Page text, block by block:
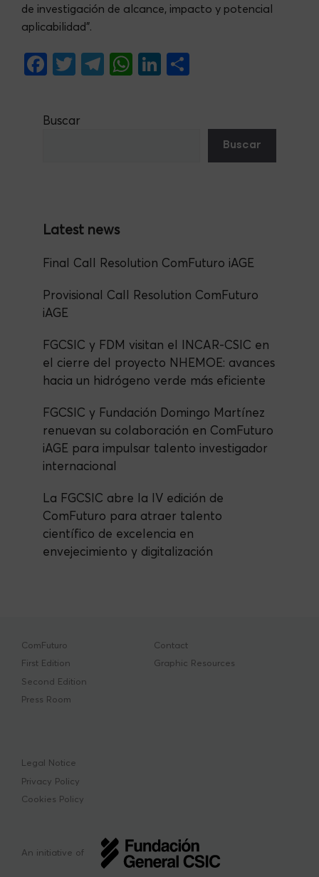
de investigación de alcance, impacto y potencial
aplicabilidad”.
F
c
e
k
T
er
Te W Li
Buscar
Buscar
Final Call Resolution ComFuturo iAGE
Provisional Call Resolution ComFuturo
iAGE
FGCSIC y FDM visitan el INCAR-CSIC en
el cierre del proyecto NHEMOE: avances
hacia un hidrógeno verde más eficiente
FGCSIC y Fundación Domingo Martínez
renuevan su colaboración en ComFuturo
iAGE para impulsar talento investigador
internacional
La FGCSIC abre la IV edición de
ComFuturo para atraer talento
científico de excelencia en
envejecimiento y digitalización
ComFuturo
First Edition
Second Edition
Press Room
Contact
Graphic Resources
Legal Notice
Privacy Policy
Cookies Policy
An initiative of